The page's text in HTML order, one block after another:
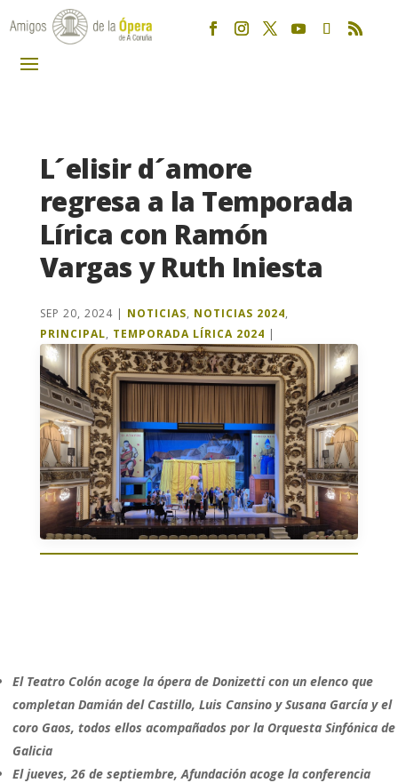
L´elisir d´amore
regresa a la Temporada
Lírica con Ramón
Vargas y Ruth Iniesta
SEP 20, 2024| NOTICIAS, NOTICIAS 2024,
PRINCIPAL, TEMPORADA LÍRICA 2024 |
El Teatro Colón acoge la ópera de Donizetti con un elenco que
completan Damián del Castillo, Luis Cansino y Susana García y el
coro Gaos, todos ellos acompañados por la Orquesta Sinfónica de
Galicia
El jueves, 26 de septiembre, Afundación acoge la conferencia